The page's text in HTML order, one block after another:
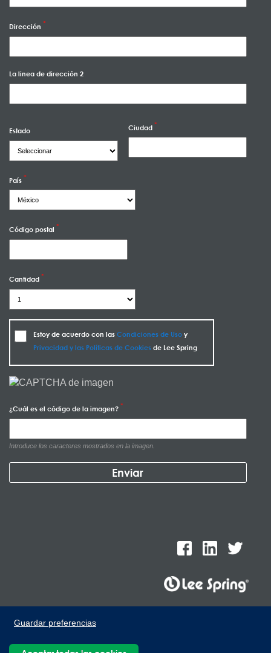
Guardar preferencias
Dirección
La linea de dirección 2
Estado Ciudad
País
Código postal
Cantidad
Estoy de acuerdo con las Condiciones de Usoy
Privacidad y las Políticas de Cookiesde Lee Spring
¿Cuál es el código de la imagen?
Introduce los caracteres mostrados en la imagen.
Industrial Kalos del Poniente, Carretera Monterrey-Saltillo Km.9,
Santa Catarina N.L. 66367 | 800 110 25 00